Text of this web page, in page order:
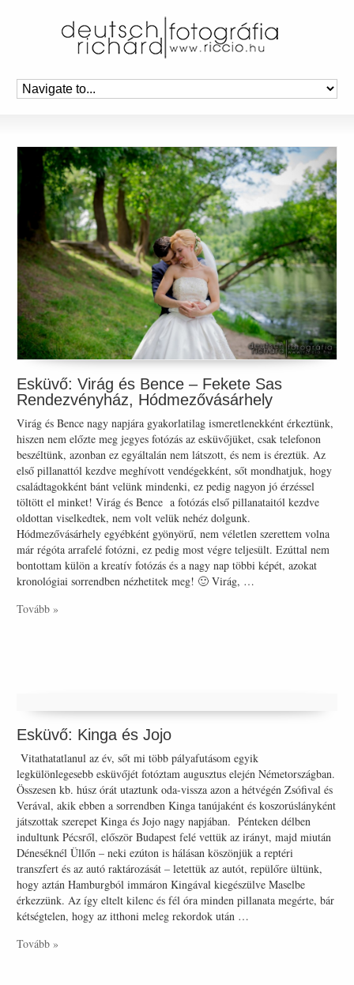
Esküvő: Virág és Bence – Fekete Sas
Rendezvényház, Hódmezővásárhely
Virág és Bence nagy napjára gyakorlatilag ismeretlenekként érkeztünk,
hiszen nem előzte meg jegyes fotózás az esküvőjüket, csak telefonon
beszéltünk, azonban ez egyáltalán nem látszott, és nem is éreztük. Az
első pillanattól kezdve meghívott vendégekként, sőt mondhatjuk, hogy
családtagokként bánt velünk mindenki, ez pedig nagyon jó érzéssel
töltött el minket! Virág és Bence a fotózás első pillanataitól kezdve
oldottan viselkedtek, nem volt velük nehéz dolgunk.
Hódmezővásárhely egyébként gyönyörű, nem véletlen szerettem volna
már régóta arrafelé fotózni, ez pedig most végre teljesült. Ezúttal nem
bontottam külön a kreatív fotózás és a nagy nap többi képét, azokat
kronológiai sorrendben nézhetitek meg! 🙂 Virág, …
Tovább »
Esküvő: Kinga és Jojo
Vitathatatlanul az év, sőt mi több pályafutásom egyik
legkülönlegesebb esküvőjét fotóztam augusztus elején Németországban.
Összesen kb. húsz órát utaztunk oda-vissza azon a hétvégén Zsófival és
Verával, akik ebben a sorrendben Kinga tanújaként és koszorúslányként
játszottak szerepet Kinga és Jojo nagy napjában. Pénteken délben
indultunk Pécsről, először Budapest felé vettük az irányt, majd miután
Déneséknél Üllőn – neki ezúton is hálásan köszönjük a reptéri
transzfert és az autó raktározását – letettük az autót, repülőre ültünk,
hogy aztán Hamburgból immáron Kingával kiegészülve Maselbe
érkezzünk. Az így eltelt kilenc és fél óra minden pillanata megérte, bár
kétségtelen, hogy az itthoni meleg rekordok után …
Tovább »